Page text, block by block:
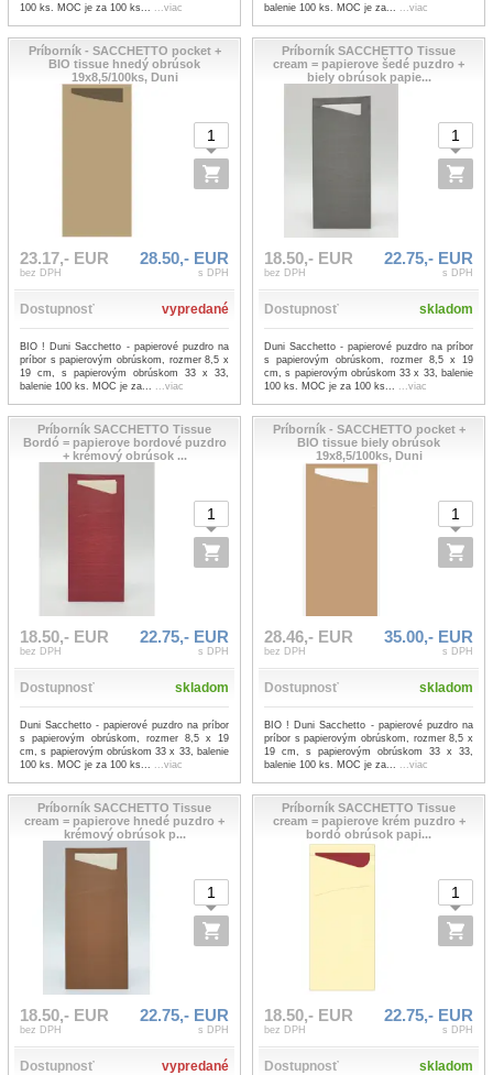
100 ks. MOC je za 100 ks... ...viac
balenie 100 ks. MOC je za... ...viac
Príborník - SACCHETTO pocket +
BIO tissue hnedý obrúsok
19x8,5/100ks, Duni
23.17,- EUR
bez DPH
28.50,- EUR
s DPH
Dostupnosť vypredané
BIO ! Duni Sacchetto - papierové puzdro na
príbor s papierovým obrúskom, rozmer 8,5 x
19 cm, s papierovým obrúskom 33 x 33,
balenie 100 ks. MOC je za... ...viac
Príborník SACCHETTO Tissue
cream = papierove šedé puzdro +
biely obrúsok papie...
18.50,- EUR
bez DPH
22.75,- EUR
s DPH
Dostupnosť skladom
Duni Sacchetto - papierové puzdro na príbor
s papierovým obrúskom, rozmer 8,5 x 19
cm, s papierovým obrúskom 33 x 33, balenie
100 ks. MOC je za 100 ks... ...viac
Príborník SACCHETTO Tissue
Bordó = papierove bordové puzdro
+ krémový obrúsok ...
18.50,- EUR
bez DPH
22.75,- EUR
s DPH
Dostupnosť skladom
Duni Sacchetto - papierové puzdro na príbor
s papierovým obrúskom, rozmer 8,5 x 19
cm, s papierovým obrúskom 33 x 33, balenie
100 ks. MOC je za 100 ks... ...viac
Príborník - SACCHETTO pocket +
BIO tissue biely obrúsok
19x8,5/100ks, Duni
28.46,- EUR
bez DPH
35.00,- EUR
s DPH
Dostupnosť skladom
BIO ! Duni Sacchetto - papierové puzdro na
príbor s papierovým obrúskom, rozmer 8,5 x
19 cm, s papierovým obrúskom 33 x 33,
balenie 100 ks. MOC je za... ...viac
Príborník SACCHETTO Tissue
cream = papierove hnedé puzdro +
krémový obrúsok p...
18.50,- EUR
bez DPH
22.75,- EUR
s DPH
Dostupnosť vypredané
Príborník SACCHETTO Tissue
cream = papierove krém puzdro +
bordó obrúsok papi...
18.50,- EUR
bez DPH
22.75,- EUR
s DPH
Dostupnosť skladom